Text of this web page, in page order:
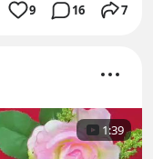
9 16 7
1:39